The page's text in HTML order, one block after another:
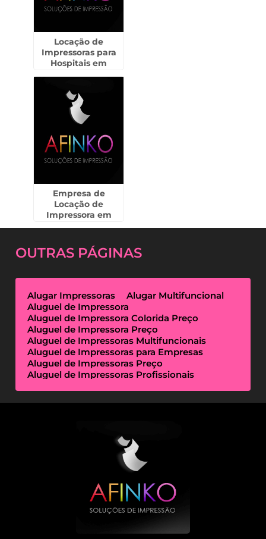
Locação de
Impressoras para
Hospitais em
Empresa de
Locação de
Impressora em
Grajaú
OUTRAS PÁGINAS
Alugar Impressoras
Alugar Multifuncional
Aluguel de Impressora
Aluguel de Impressora Colorida Preço
Aluguel de Impressora Preço
Aluguel de Impressoras Multifuncionais
Aluguel de Impressoras para Empresas
Aluguel de Impressoras Preço
Aluguel de Impressoras Profissionais
Empresas de Outsourcing de Impressão
Impressoras Multifuncionais Locação
Locação de Impressora
Locação de Impressoras Térmicas
Locação de Impressoras Valor
Outsourcing de Impressão Preço
Outsourcing de Impressoras